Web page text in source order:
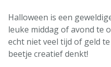
Halloween is een
leuke middag of avond te
echt niet veel tijd of geld
beetje creatief denkt!